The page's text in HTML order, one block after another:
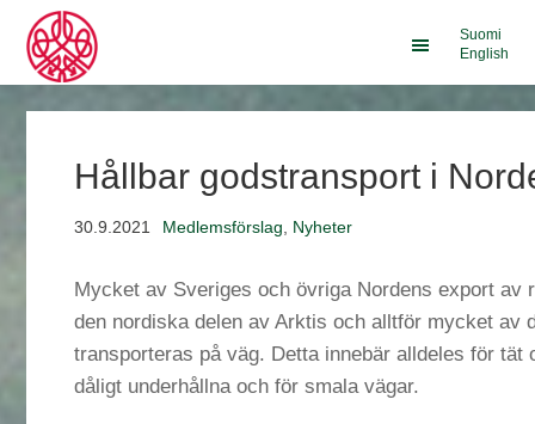
Suomi
English
Hållbar godstransport i
30.9.2021 Medlemsförslag, Nyheter
Mycket av Sveriges och övriga Nordens export av
den nordiska delen av Arktis och alltför mycket av
transporteras på väg. Detta innebär alldeles för tät
dåligt underhållna och för smala vägar.